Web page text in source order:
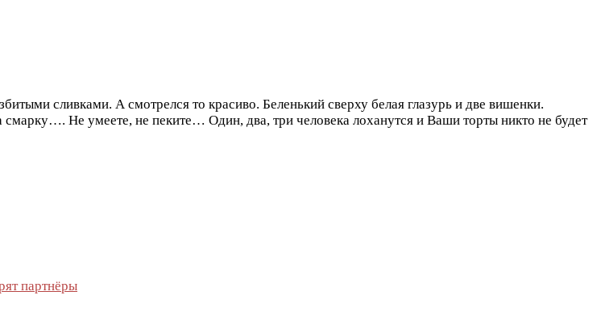
сливками. А смотрелся то красиво. Беленький сверху белая глазурь и две вишенки.
Не умеете, не пеките… Один, два, три человека лоханутся и Ваши торты никто не будет
партнёры